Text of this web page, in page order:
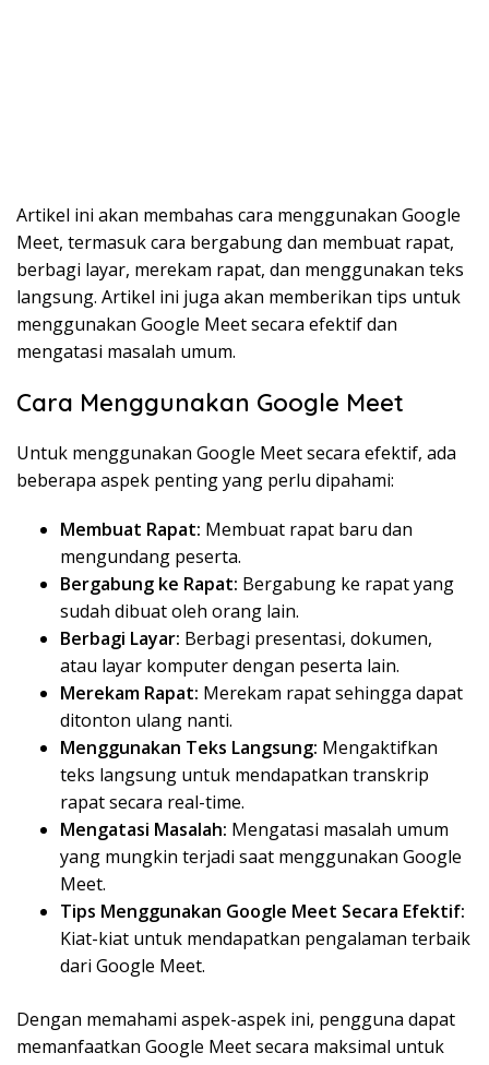
Artikel ini akan membahas cara menggunakan Google
Meet, termasuk cara bergabung dan membuat rapat,
berbagi layar, merekam rapat, dan menggunakan teks
langsung. Artikel ini juga akan memberikan tips untuk
menggunakan Google Meet secara efektif dan
mengatasi masalah umum.
Cara Menggunakan Google Meet
Untuk menggunakan Google Meet secara efektif, ada
beberapa aspek penting yang perlu dipahami:
Membuat Rapat: Membuat rapat baru dan
mengundang peserta.
Bergabung ke Rapat: Bergabung ke rapat yang
sudah dibuat oleh orang lain.
Berbagi Layar: Berbagi presentasi, dokumen,
atau layar komputer dengan peserta lain.
Merekam Rapat: Merekam rapat sehingga dapat
ditonton ulang nanti.
Menggunakan Teks Langsung: Mengaktifkan
teks langsung untuk mendapatkan transkrip
rapat secara real-time.
Mengatasi Masalah: Mengatasi masalah umum
yang mungkin terjadi saat menggunakan Google
Meet.
Tips Menggunakan Google Meet Secara Efektif:
Kiat-kiat untuk mendapatkan pengalaman terbaik
dari Google Meet.
Dengan memahami aspek-aspek ini, pengguna dapat
memanfaatkan Google Meet secara maksimal untuk